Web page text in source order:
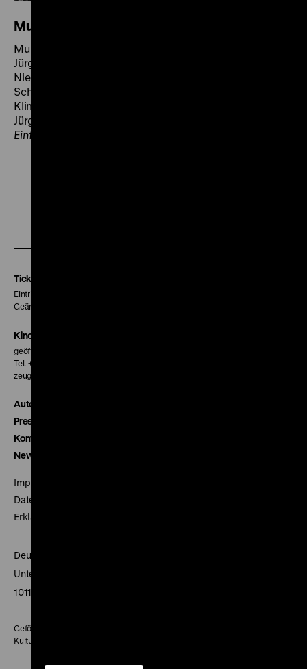
Musikerziehung in der Kinderkrippe
Musikerziehung in der Kinderkrippe (DDR 1980), R:
Jürgen Schweinitz, K: Berndt Steinicke, 22‘ · 35mm /
Nierentransplantation (DDR 1990), R: Jürgen
Schweinitz, K: Bernd Steinicke, 13‘ · 35mm / Das
Klimaschiff 65 (DDR 1966), R/B: Jürgen Schweinitz, K:
Jürgen Schweinitz, Bernd Steinicke, 45‘ · 35mm
Einführung
Tickets
Eintritt 5 €
Geänderte Preise sind im Programm vermerkt.
Kinokasse
geöffnet 30 Minuten vor Beginn der ersten Vorstellung
Tel. + 49 30 20304-770
zeughauskino@dhm.de
Autor*innen
Presse
Kontakt
Newsletter
Impressum
Datenschutz
Erklärung digitale Barrierefreiheit
Deutsches Historisches Museum
Unter den Linden 2
10117 Berlin
Gefördert mit Mitteln des Beauftragten der Bundesregierung für
Kultur und Medien